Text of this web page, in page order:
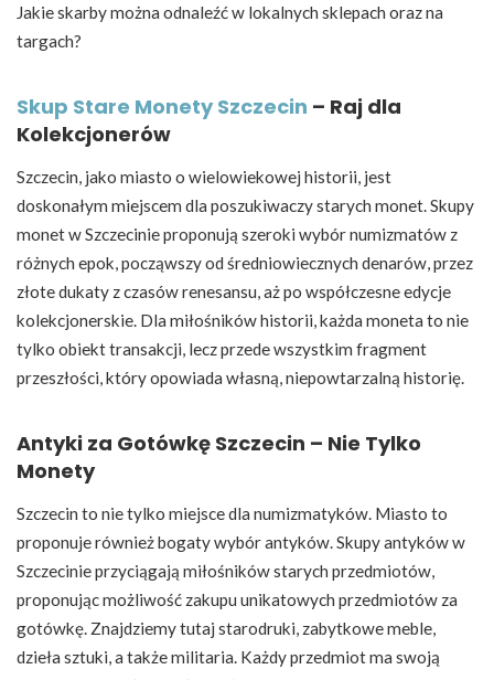
Jakie skarby można odnaleźć w lokalnych sklepach oraz na
targach?
Skup Stare Monety Szczecin – Raj dla
Kolekcjonerów
Szczecin, jako miasto o wielowiekowej historii, jest
doskonałym miejscem dla poszukiwaczy starych monet. Skupy
monet w Szczecinie proponują szeroki wybór numizmatów z
różnych epok, począwszy od średniowiecznych denarów, przez
złote dukaty z czasów renesansu, aż po współczesne edycje
kolekcjonerskie. Dla miłośników historii, każda moneta to nie
tylko obiekt transakcji, lecz przede wszystkim fragment
przeszłości, który opowiada własną, niepowtarzalną historię.
Antyki za Gotówkę Szczecin – Nie Tylko
Monety
Szczecin to nie tylko miejsce dla numizmatyków. Miasto to
proponuje również bogaty wybór antyków. Skupy antyków w
Szczecinie przyciągają miłośników starych przedmiotów,
proponując możliwość zakupu unikatowych przedmiotów za
gotówkę. Znajdziemy tutaj starodruki, zabytkowe meble,
dzieła sztuki, a także militaria. Każdy przedmiot ma swoją